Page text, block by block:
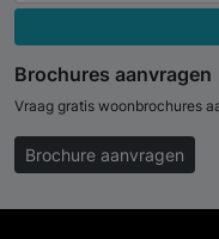
Brochures aanvragen
Vraag gratis woonbrochures
Brochure aanvragen